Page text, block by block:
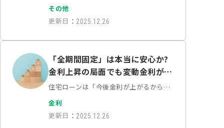
にちは！ポラスローンコンシェルジュで
す！夢のマイホーム計画、ワクワクする
う大きな壁に不安を感じていらっしゃる
のではないでしょうか…
その他
更新日 ： 2025.12.26
「全期間固定」は本当に安心か?
金利上昇の局面でも変動金利が得
になる衝撃のシミュレーション
住宅ローンは「今後金利が上がるから固
定金利を選択すべき」と考えていません
か？実は金利が毎年上昇し続けても、変
金利
更新日 ： 2025.12.26